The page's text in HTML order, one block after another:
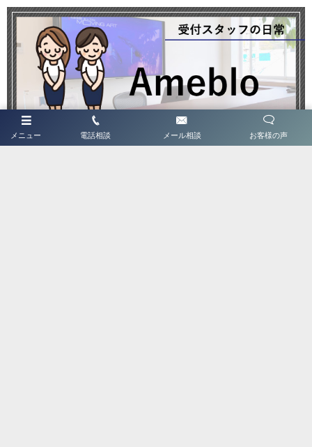
メニュー 電話相談 メール相談 お客様の声